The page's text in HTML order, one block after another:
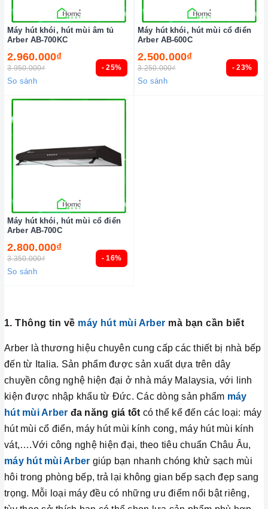
- 25%
Máy hút khói, hút mùi âm tủ
Arber AB-700KC
2.960.000₫
3.950.000₫
So sánh
- 23%
Máy hút khói, hút mùi cổ điển
Arber AB-600C
2.500.000₫
3.250.000₫
So sánh
- 16%
Máy hút khói, hút mùi cổ điển
Arber AB-700C
2.800.000₫
3.350.000₫
So sánh
1. Thông tin về máy hút mùi Arber mà bạn cần biết
Arber là thương hiệu chuyên cung cấp các thiết bị nhà bếp
đến từ Italia. Sản phẩm được sản xuất dựa trên dây
chuyền công nghệ hiện đại ở nhà máy Malaysia, với linh
kiện được nhập khẩu từ Đức. Các dòng sản phẩm máy
hút mùi Arber đa năng giá tốt có thể kể đến các loại: máy
hút mùi cổ điển, máy hút mùi kính cong, máy hút mùi kính
vát,….Với công nghệ hiện đại, theo tiêu chuẩn Châu Âu,
máy hút mùi Arber giúp bạn nhanh chóng khử sạch mùi
hôi trong phòng bếp, trả lại không gian bếp sạch đẹp sang
trọng. Mỗi loại máy đều có những ưu điểm nổi bật riêng,